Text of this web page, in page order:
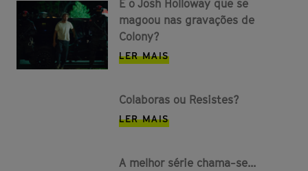
E o Josh Holloway que se
magoou nas gravações de
Colony?
LER MAIS
Colaboras ou Resistes?
LER MAIS
A melhor série chama-se...